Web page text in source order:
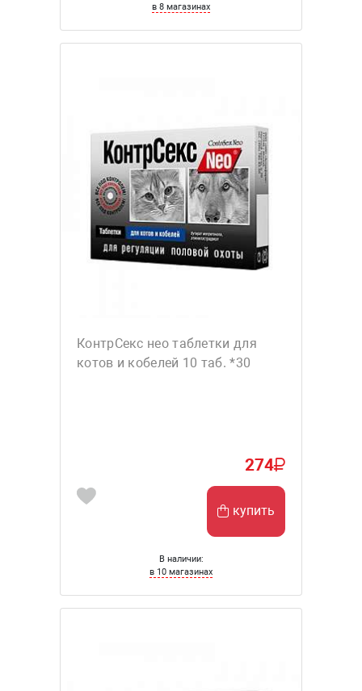
в 8 магазинах
КонтрСекс нео таблетки для
котов и кобелей 10 таб. *30
274
купить
В наличии:
в 10 магазинах